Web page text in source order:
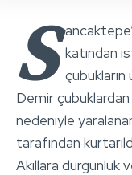
S katından
çubukların
Demir çubuklardan
nedeniyle
tarafından
Akıllara durgunluk